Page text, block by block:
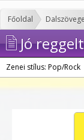
Főoldal
Jó
Zenei stílus: Pop/Rock